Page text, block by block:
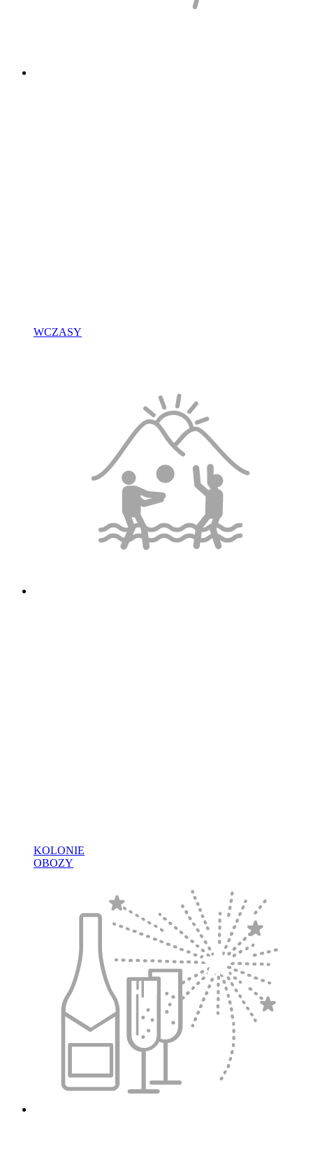
WCZASY
KOLONIE
OBOZY